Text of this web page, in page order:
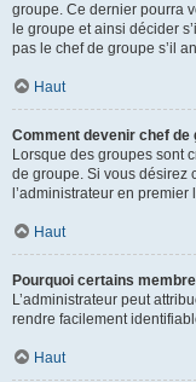
groupe. Ce dernier pourra
le groupe et ainsi décider
pas le chef de groupe s’il
Haut
Comment devenir chef de
Lorsque des groupes sont
de groupe. Si vous désirez
l’administrateur en
Haut
Pourquoi certains
L’administrateur peut
rendre facilement
Haut